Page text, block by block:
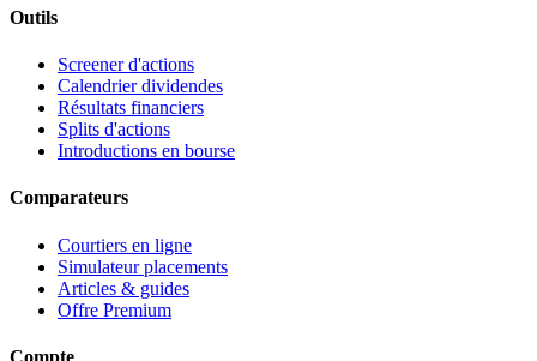
Outils
Screener d'actions
Calendrier dividendes
Résultats financiers
Splits d'actions
Introductions en bourse
Comparateurs
Courtiers en ligne
Simulateur placements
Articles & guides
Offre Premium
Compte